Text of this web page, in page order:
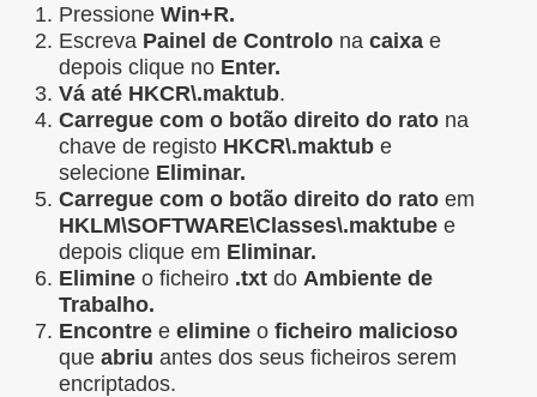
Pressione Win+R.
Escreva Painel de Controlo na caixa e
depois clique no Enter.
Vá até HKCR\.maktub.
Carregue com o botão direito do rato na
chave de registo HKCR\.maktub e
selecione Eliminar.
Carregue com o botão direito do rato em
HKLM\SOFTWARE\Classes\.maktube e
depois clique em Eliminar.
Elimine o ficheiro .txt do Ambiente de
Trabalho.
Encontre e elimine o ficheiro malicioso
que abriu antes dos seus ficheiros serem
encriptados.